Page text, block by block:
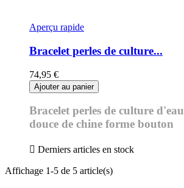
Aperçu rapide
Bracelet perles de culture...
74,95 €
Ajouter au panier
Bracelet perles de culture d'eau
douce de chine forme bouton
 Derniers articles en stock
Affichage 1-5 de 5 article(s)